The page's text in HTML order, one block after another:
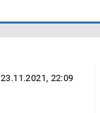
23.11.2021, 22:09